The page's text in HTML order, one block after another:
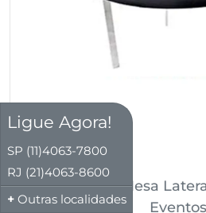
Aluguel de Mesa
Eventos
Ligue Agora!
SP (11)4063-7800
RJ (21)4063-8600
Outras localidades